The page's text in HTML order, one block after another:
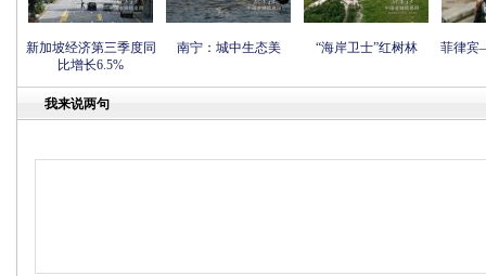
新加坡经济第三季度同
比增长6.5%
南宁：城中生态美 “海岸卫士”红树林 菲律宾
我来说两句